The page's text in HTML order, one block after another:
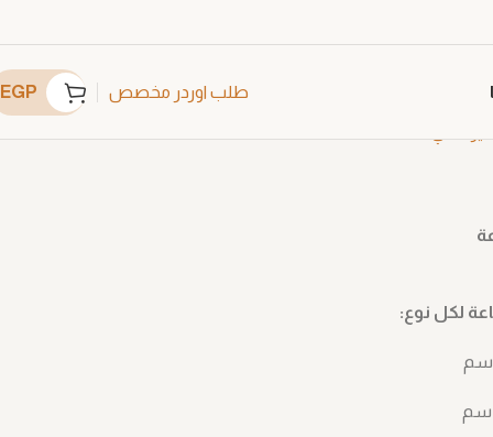
طلب اوردر مخصص EGP
لكل نوع: